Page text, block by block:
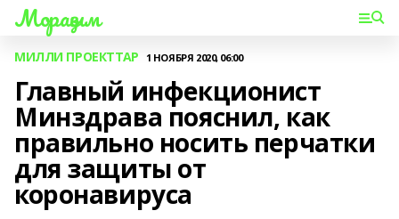
Мораҙым
МИЛЛИ ПРОЕКТТАР 1 НОЯБРЯ 2020, 06:00
Главный инфекционист
Минздрава пояснил, как
правильно носить перчатки
для защиты от
коронавируса